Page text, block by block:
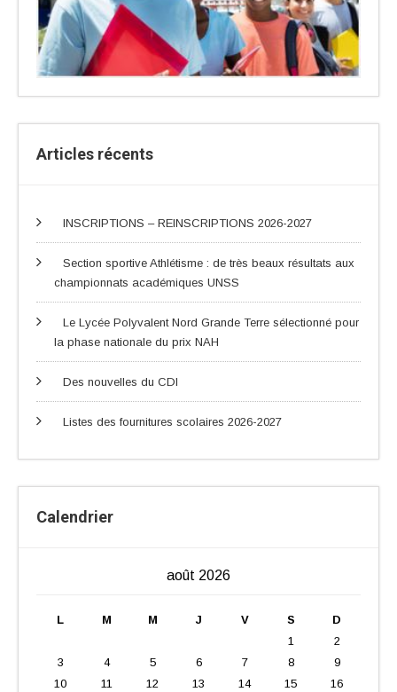
Articles récents
INSCRIPTIONS – REINSCRIPTIONS 2026-2027
Section sportive Athlétisme : de très beaux résultats aux
championnats académiques UNSS
Le Lycée Polyvalent Nord Grande Terre sélectionné pour
la phase nationale du prix NAH
Des nouvelles du CDI
Listes des fournitures scolaires 2026-2027
Calendrier
août 2026
L M M J V S
D
1
2
3
4 5 6 7 8
9
10
11 12 13 14 15
16